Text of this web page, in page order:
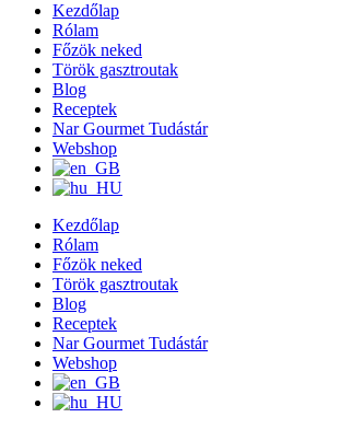
Kezdőlap
Rólam
Főzök neked
Török gasztroutak
Blog
Receptek
Nar Gourmet Tudástár
Webshop
Kezdőlap
Rólam
Főzök neked
Török gasztroutak
Blog
Receptek
Nar Gourmet Tudástár
Webshop